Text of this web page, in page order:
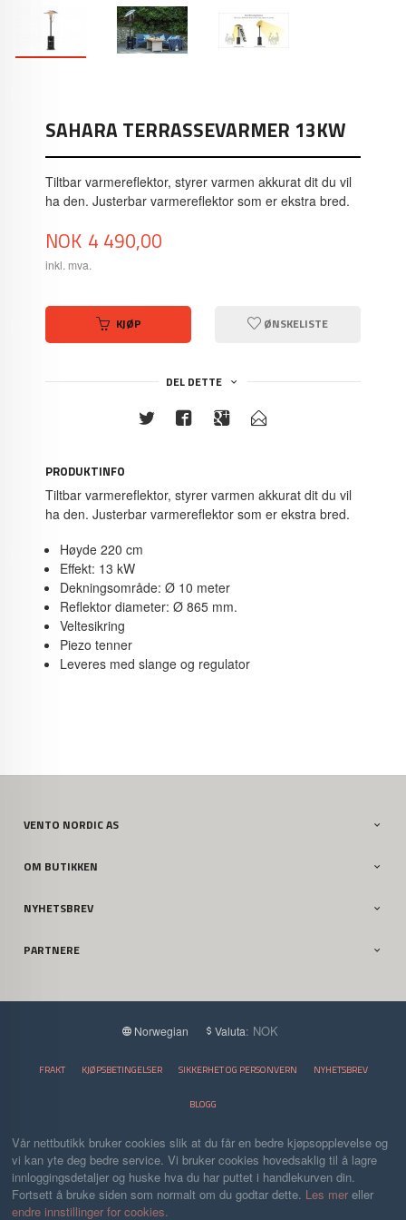
SAHARA TERRASSEVARMER 13KW
Tiltbar varmereflektor, styrer varmen akkurat dit du vil
ha den. Justerbar varmereflektor som er ekstra bred.
Pris
NOK 4 490,00
inkl. mva.
KJØP ØNSKELISTE
DEL DETTE
PRODUKTINFO
Tiltbar varmereflektor, styrer varmen akkurat dit du vil
ha den. Justerbar varmereflektor som er ekstra bred.
Høyde 220 cm
Effekt: 13 kW
Dekningsområde: Ø 10 meter
Reflektor diameter: Ø 865 mm.
Veltesikring
Piezo tenner
Leveres med slange og regulator
VENTO NORDIC AS
OM BUTIKKEN
NYHETSBREV
PARTNERE
Norwegian Valuta: NOK
FRAKT KJØPSBETINGELSER SIKKERHET OG PERSONVERN NYHETSBREV
BLOGG
Vår nettbutikk bruker cookies slik at du får en bedre kjøpsopplevelse og
vi kan yte deg bedre service. Vi bruker cookies hovedsaklig til å lagre
innloggingsdetaljer og huske hva du har puttet i handlekurven din.
Fortsett å bruke siden som normalt om du godtar dette. Les mer eller
endre innstillinger for cookies.